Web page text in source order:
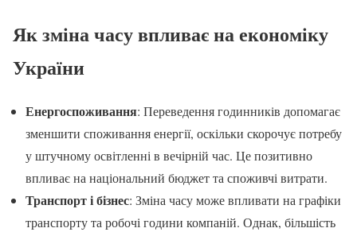
Як зміна часу впливає на економіку
України
Енергоспоживання: Переведення годинників допомагає
зменшити споживання енергії, оскільки скорочує потребу
у штучному освітленні в вечірній час. Це позитивно
впливає на національний бюджет та споживчі витрати.
Транспорт і бізнес: Зміна часу може впливати на графіки
транспорту та робочі години компаній. Однак, більшість